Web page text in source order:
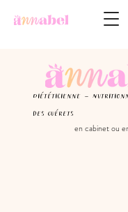
Diététicienne -
des guérets
en cabinet ou